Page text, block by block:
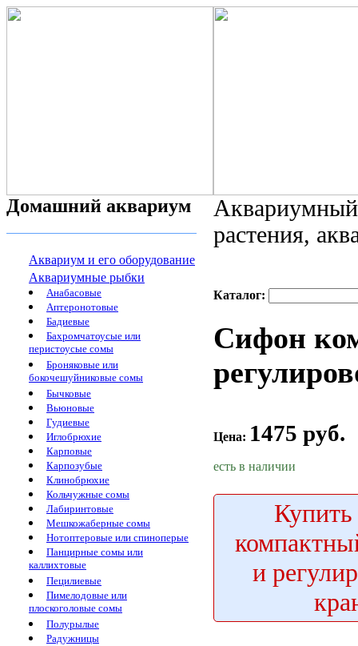
Домашний аквариум
Аквариум и его оборудование
Аквариумные рыбки
Анабасовые
Аптеронотовые
Бадиевые
Бахромчатоусые или
перистоусые сомы
Броняковые или
бокочешуйниковые сомы
Бычковые
Вьюновые
Гудиевые
Иглобрюхие
Карповые
Карпозубые
Клинобрюхие
Кольчужные сомы
Лабиринтовые
Мешкожаберные сомы
Нотоптеровые или спиноперые
Панцирные сомы или
каллихтовые
Пецилиевые
Пимелодовые или
плоскоголовые сомы
Полурылые
Радужницы
растения,
Каталог:
Сифон
Цена: 1475 руб.
есть в наличии
Купить
и